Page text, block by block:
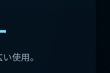
使用。